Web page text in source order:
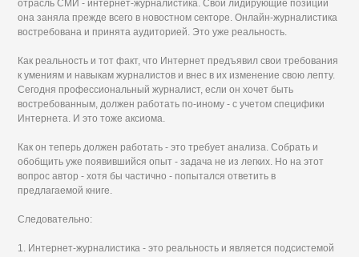
отрасль СМИ - интернет-журналистика. Свои лидирующие позиции
она заняла прежде всего в новостном секторе. Онлайн-журналистика
востребована и принята аудиторией. Это уже реальность.
Как реальность и тот факт, что Интернет предъявил свои требования
к умениям и навыкам журналистов и внес в их изменение свою лепту.
Сегодня профессиональный журналист, если он хочет быть
востребованным, должен работать по-иному - с учетом специфики
Интернета. И это тоже аксиома.
Как он теперь должен работать - это требует анализа. Собрать и
обобщить уже появившийся опыт - задача не из легких. Но на этот
вопрос автор - хотя бы частично - попытался ответить в
предлагаемой книге.
Следовательно:
1. Интернет-журналистика - это реальность и является подсистемой